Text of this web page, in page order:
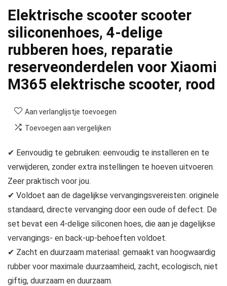
Elektrische scooter scooter
siliconenhoes, 4-delige
rubberen hoes, reparatie
reserveonderdelen voor Xiaomi
M365 elektrische scooter, rood
Aan verlanglijstje toevoegen
Toevoegen aan vergelijken
✔ Eenvoudig te gebruiken: eenvoudig te installeren en te
verwijderen, zonder extra instellingen te hoeven uitvoeren.
Zeer praktisch voor jou.
✔ Voldoet aan de dagelijkse vervangingsvereisten: originele
standaard, directe vervanging door een oude of defect. De
set bevat een 4-delige siliconen hoes, die aan je dagelijkse
vervangings- en back-up-behoeften voldoet.
✔ Zacht en duurzaam materiaal: gemaakt van hoogwaardig
rubber voor maximale duurzaamheid, zacht, ecologisch, niet
giftig, duurzaam en duurzaam.